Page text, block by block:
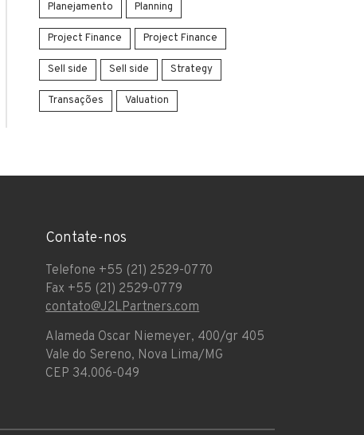
Planejamento Planning
Project Finance Project Finance
Sell side Sell side Strategy
Transações Valuation
Contate-nos
Telefone +55 (21) 2529-0770
Fax +55 (21) 2529-0779
contato@J2LPartners.com
Alameda Oscar Niemeyer, 400/gr 405
Vale do Sereno, Nova Lima/MG
CEP 34.006-049